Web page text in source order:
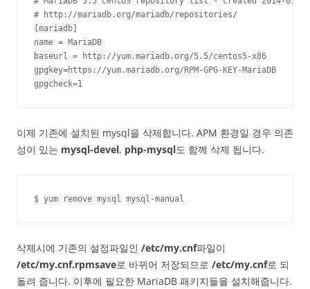
# http://mariadb.org/mariadb/repositories/
[mariadb]
name = MariaDB
baseurl = http://yum.mariadb.org/5.5/centos5-x86
gpgkey=https://yum.mariadb.org/RPM-GPG-KEY-MariaDB
gpgcheck=1
이제 기존에 설치된 mysql을 삭제합니다. APM 환경일 경우 의존
성이 있는 mysql-devel, php-mysql도 함께 삭제 됩니다.
$ yum remove mysql mysql-manual
삭제시에 기존의 설정파일인 /etc/my.cnf파일이
/etc/my.cnf.rpmsave로 바뀌어 저장되므로 /etc/my.cnf로 되
돌려 줍니다. 이후에 필요한 MariaDB 패키지들을 설치해줍니다.